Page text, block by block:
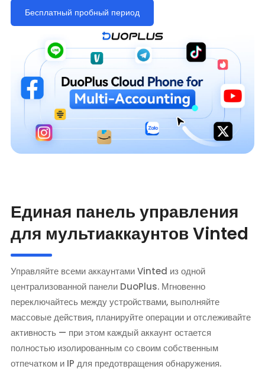
Бесплатный пробный период
Единая панель управления
для мультиаккаунтов Vinted
Управляйте всеми аккаунтами Vinted из одной
централизованной панели DuoPlus. Мгновенно
переключайтесь между устройствами, выполняйте
массовые действия, планируйте операции и отслеживайте
активность — при этом каждый аккаунт остается
полностью изолированным со своим собственным
отпечатком и IP для предотвращения обнаружения.